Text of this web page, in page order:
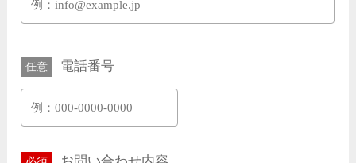
任意 電話番号